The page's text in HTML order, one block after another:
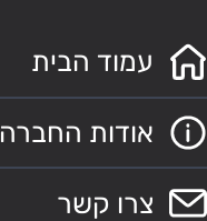
עמוד הבית
אודות החברה
צרו קשר